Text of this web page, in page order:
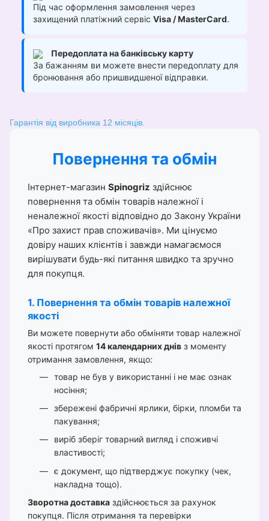
Під час оформлення замовлення через
захищений платіжний сервіс Visa / MasterCard.
Передоплата на банківську карту
За бажанням ви можете внести передоплату для
бронювання або пришвидшеної відправки.
Гарантія від виробника 12 місяців.
Повернення та обмін
Інтернет-магазин Spinogriz здійснює
повернення та обмін товарів належної і
неналежної якості відповідно до Закону України
«Про захист прав споживачів». Ми цінуємо
довіру наших клієнтів і завжди намагаємося
вирішувати будь-які питання швидко та зручно
для покупця.
1. Повернення та обмін товарів належної
якості
Ви можете повернути або обміняти товар належної
якості протягом 14 календарних днів з моменту
отримання замовлення, якщо:
товар не був у використанні і не має ознак
носіння;
збережені фабричні ярлики, бірки, пломби та
пакування;
виріб зберіг товарний вигляд і споживчі
властивості;
є документ, що підтверджує покупку (чек,
накладна тощо).
Зворотна доставка здійснюється за рахунок
покупця. Після отримання та перевірки